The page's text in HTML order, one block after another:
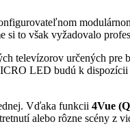
to však vyžadovalo
televízorov určených pre
LED budú k
Vďaka funkcii 4Vue
alebo rôzne scény z